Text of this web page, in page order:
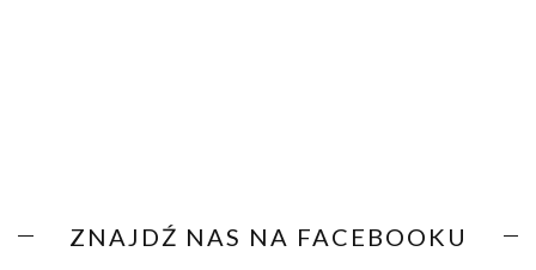
ZNAJDŹ NAS NA FACEBOOKU